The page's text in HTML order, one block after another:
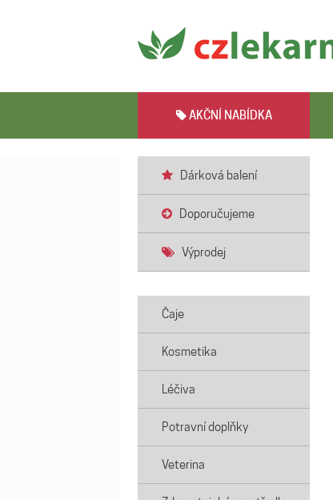
AKČNÍ NABÍDKA
Dárková balení
Doporučujeme
Výprodej
Čaje
Kosmetika
Léčiva
Potravní doplňky
Veterina